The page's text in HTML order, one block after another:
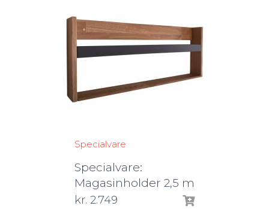
Specialvare
Specialvare:
Magasinholder 2,5 m
kr. 2.749